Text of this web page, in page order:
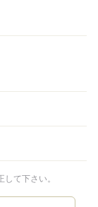
て下さい。